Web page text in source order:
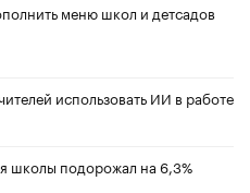
меню школ и детсадов
использовать ИИ в работе
школы подорожал на 6,3%